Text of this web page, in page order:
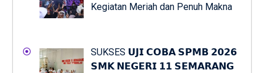
Kegiatan Meriah dan Penuh Makna
SUKSES 𝗨𝗝𝗜 𝗖𝗢𝗕𝗔 𝗦𝗣𝗠𝗕 𝟮𝟬𝟮𝟲
𝗦𝗠𝗞 𝗡𝗘𝗚𝗘𝗥𝗜 𝟭𝟭 𝗦𝗘𝗠𝗔𝗥𝗔𝗡𝗚